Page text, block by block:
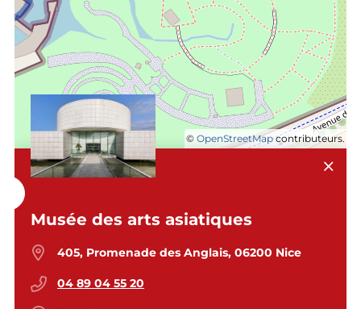
© OpenStreetMapcontributeurs.
Musée des arts asiatiques
405, Promenade des Anglais, 06200 Nice
04 89 04 55 20